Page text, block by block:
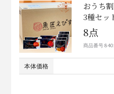
おうち
3種セッ
8点
商品番号
本体価格